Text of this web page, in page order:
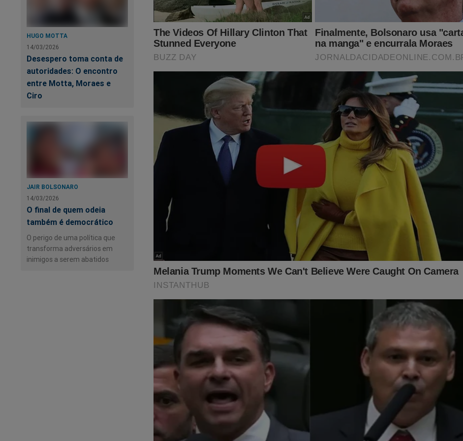
HUGO MOTTA
14/03/2026
Desespero toma conta de
autoridades: O encontro
entre Motta, Moraes e
Ciro
JAIR BOLSONARO
14/03/2026
O final de quem odeia
também é democrático
O perigo de uma política que
transforma adversários em
inimigos a serem abatidos
Em nota, Breno Chaves Pinto afirmou que os valores retirados em espécie foram
para pagamento de funcionários e prestadores de serviço de suas empresas. Ele também
ressaltou que o processo tramita sob segredo de Justiça, motivo pelo qual as
da defesa ocorrem exclusivamente nos autos.
O senador Davi Alcolumbre, por sua vez, declarou que não possui qualquer relação com as
atividades empresariais de seu segundo suplente.
A investigação também apura suspeitas de fraude em licitações voltadas à manutenção e
recuperação de trechos da BR-156, principal rodovia do Amapá, que possui cerca de 823
quilômetros de extensão entre os municípios de Laranjal do Jari e Oiapoque. Os contratos
sob análise somam aproximadamente R$ 60,2 milhões.
Segundo a decisão da Justiça Federal que autorizou as medidas da operação, há indícios de
que empresas investigadas teriam simulado concorrência em licitações para direcionar
contratos públicos.
Auditorias da Controladoria-Geral da União apontaram ainda atrasos na execução das obras
possíveis irregularidades na aplicação dos recursos. A apuração também identificou troca
mensagens e compartilhamento de documentos sigilosos entre representantes de
e gestores do DNIT antes mesmo da publicação de editais de licitação.
Em uma das conversas interceptadas em 25 de outubro de 2023, o superintendente do
atribuindo o envio de verbas às “tratativas do nosso senador”, referência que, segundo os
investigadores, seria ao presidente do Senado.
Em outro trecho da investigação, o gestor solicita ao empresário que peça ao senador Davi
Alcolumbre para pressionar o governo pela liberação de pagamentos relacionados às obras.
Procurado, o DNIT não comentou especificamente os fatos investigados. Em
anteriores, o órgão afirmou que colabora com as autoridades e que suas instâncias internas
de integridade estão analisando o caso para eventual adoção de medidas administrativas.
A autarquia destacou ainda que mantém políticas internas de prevenção à fraude e